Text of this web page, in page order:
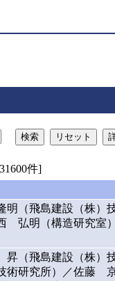
検索 リセット
件]
（飛島建設（株）
弘明（構造研究室
昇（飛島建設（株）
術研究所）／佐藤